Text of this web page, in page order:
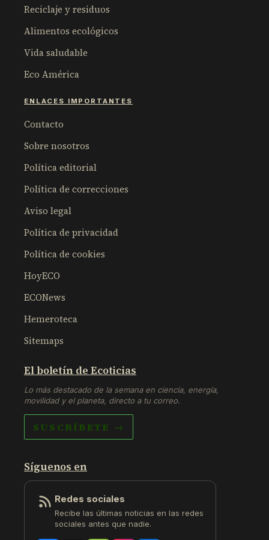
Reciclaje y residuos
Alimentos ecológicos
Vida saludable
Eco América
ENLACES IMPORTANTES
Contacto
Sobre nosotros
Política editorial
Política de correcciones
Aviso legal
Política de privacidad
Política de cookies
HoyECO
ECONews
Hemeroteca
Sitemaps
El boletín de Ecoticias
Lo más destacado de la semana en ciencia, energía,
movilidad y el planeta, directo a tu correo.
SUSCRÍBETE →
Síguenos en
Redes sociales
Recibe las últimas noticias en las redes
sociales antes que nadie.